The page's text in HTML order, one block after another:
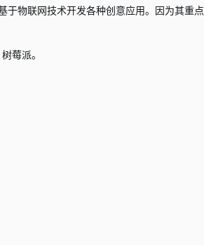
于物联网技术开发各种创意应用。因为其重点
莓派。